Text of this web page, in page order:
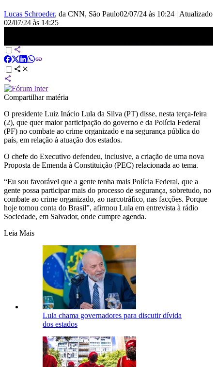
Lucas Schroeder, da CNN, São Paulo02/07/24 às 10:24 | Atualizado
02/07/24 às 14:25
Compartilhar matéria
O presidente Luiz Inácio Lula da Silva (PT) disse, nesta terça-feira
(2), que quer maior participação do governo e da Polícia Federal
(PF) no combate ao crime organizado e na segurança pública do
país, em relação à atuação dos estados.
O chefe do Executivo defendeu, inclusive, a criação de uma nova
Proposta de Emenda à Constituição (PEC) relacionada ao tema.
“Eu sou favorável que a gente tenha mais Polícia Federal, que a
gente possa participar mais do processo de segurança, sobretudo, no
combate ao crime organizado, ao narcotráfico, nas facções. Porque
hoje tomou conta do Brasil”, afirmou Lula em entrevista à rádio
Sociedade, em Salvador, onde cumpre agenda.
Leia Mais
Lula chama governadores para discutir dívida
dos estados